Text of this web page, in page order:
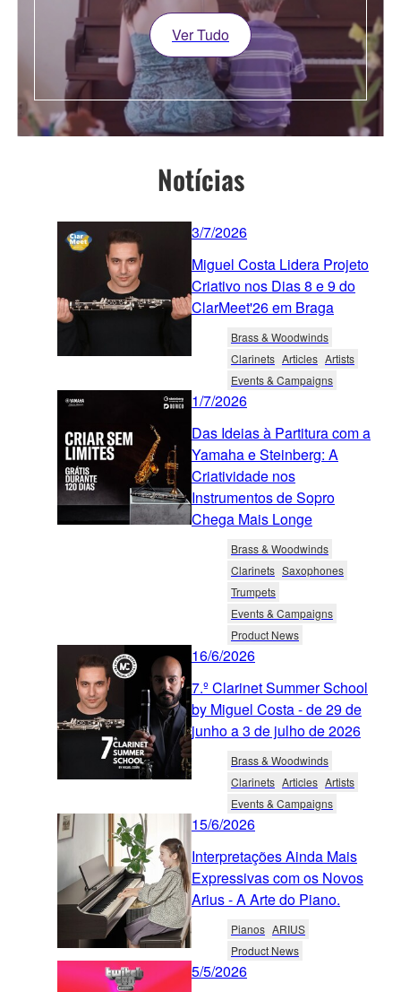
Ver Tudo
Notícias
3/7/2026
Miguel Costa Lidera Projeto
Criativo nos Dias 8 e 9 do
ClarMeet'26 em Braga
Brass & Woodwinds
Clarinets Articles Artists
Events & Campaigns
1/7/2026
Das Ideias à Partitura com a
Yamaha e Steinberg: A
Criatividade nos
Instrumentos de Sopro
Chega Mais Longe
Brass & Woodwinds
Clarinets Saxophones
Trumpets
Events & Campaigns
Product News
16/6/2026
7.º Clarinet Summer School
by Miguel Costa - de 29 de
junho a 3 de julho de 2026
Brass & Woodwinds
Clarinets Articles Artists
Events & Campaigns
15/6/2026
Interpretações Ainda Mais
Expressivas com os Novos
Arius - A Arte do Piano.
Pianos ARIUS
Product News
5/5/2026